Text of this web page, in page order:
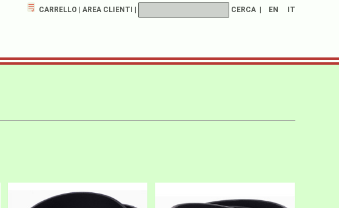
CARRELLO AREA CLIENTI CERCA EN IT